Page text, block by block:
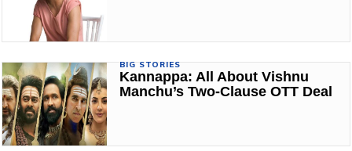
BIG STORIES
Kannappa: All About Vishnu
Manchu’s Two-Clause OTT Deal